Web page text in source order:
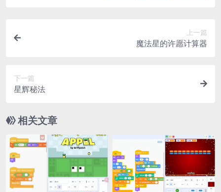
上一篇
魔法星的许愿计算器
下一篇
星辉秘法
相关文章